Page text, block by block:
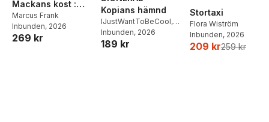
Mackans kost :
Middagar och
matlådor
Marcus Frank
Inbunden, 2026
269 kr
Kopians hämnd
IJustWantToBeCool,
Joel Adolphson
Ejdemo Beer
Inbunden, 2026
189 kr
Stortaxi
Flora Wiström
Inbunden, 2026
209 kr259 kr